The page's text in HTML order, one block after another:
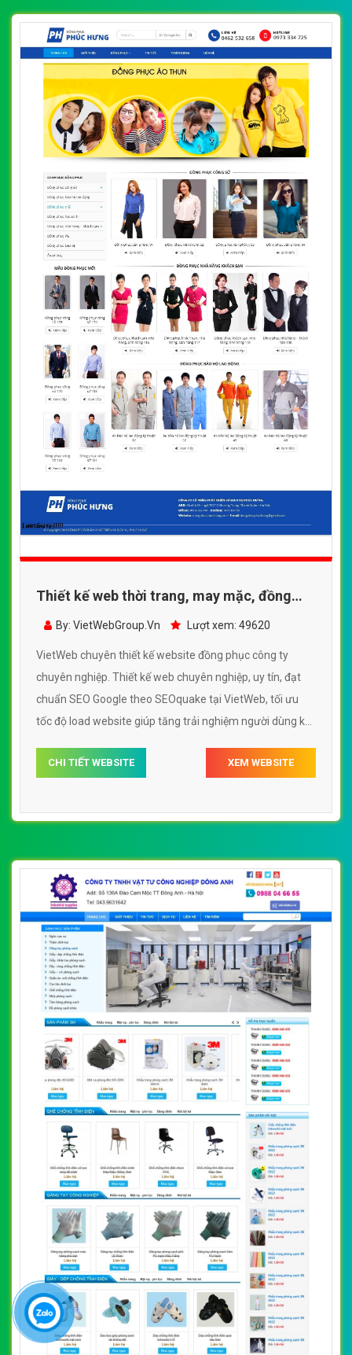
Thiết kế web thời trang, may mặc, đồng
phục công ty
By: VietWebGroup.Vn Lượt xem: 49620
VietWeb chuyên thiết kế website đồng phục công ty
chuyên nghiệp. Thiết kế web chuyên nghiệp, uy tín, đạt
chuẩn SEO Google theo SEOquake tại VietWeb, tối ưu
tốc độ load website giúp tăng trải nghiệm người dùng khi
CHI TIẾT WEBSITE XEM WEBSITE